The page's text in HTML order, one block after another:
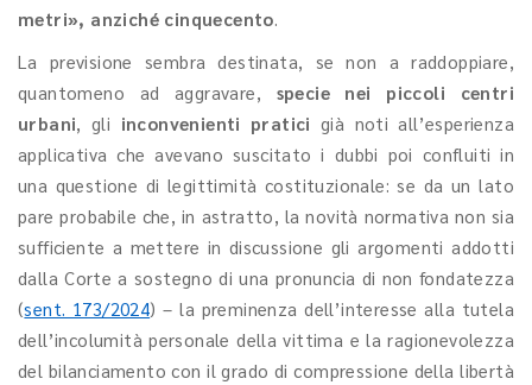
metri», anziché cinquecento.
La previsione sembra destinata, se non a raddoppiare,
quantomeno ad aggravare, specie nei piccoli centri
urbani, gli inconvenienti pratici già noti all’esperienza
applicativa che avevano suscitato i dubbi poi confluiti in
una questione di legittimità costituzionale: se da un lato
pare probabile che, in astratto, la novità normativa non sia
sufficiente a mettere in discussione gli argomenti addotti
dalla Corte a sostegno di una pronuncia di non fondatezza
(sent. 173/2024) – la preminenza dell’interesse alla tutela
dell’incolumità personale della vittima e la ragionevolezza
del bilanciamento con il grado di compressione della libertà